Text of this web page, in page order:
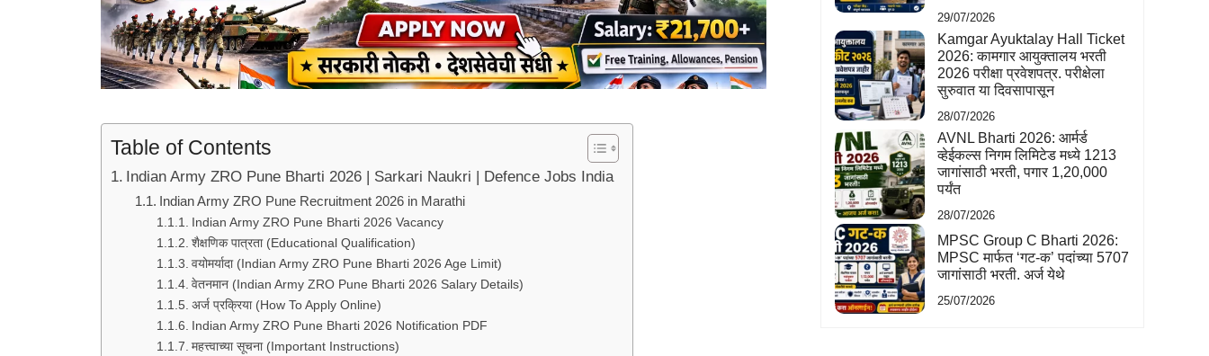
Table of Contents
Indian Army ZRO Pune Bharti 2026 | Sarkari Naukri | Defence Jobs India
Indian Army ZRO Pune Recruitment 2026 in Marathi
Indian Army ZRO Pune Bharti 2026 Vacancy
शैक्षणिक पात्रता (Educational Qualification)
वयोमर्यादा (Indian Army ZRO Pune Bharti 2026 Age Limit)
वेतनमान (Indian Army ZRO Pune Bharti 2026 Salary Details)
अर्ज प्रक्रिया (How To Apply Online)
Indian Army ZRO Pune Bharti 2026 Notification PDF
महत्त्वाच्या सूचना (Important Instructions)
29/07/2026
Kamgar Ayuktalay Hall Ticket
2026: कामगार आयुक्तालय भरती
2026 परीक्षा प्रवेशपत्र. परीक्षेला
सुरुवात या दिवसापासून
28/07/2026
AVNL Bharti 2026: आर्मर्ड
व्हेईकल्स निगम लिमिटेड मध्ये 1213
जागांसाठी भरती, पगार 1,20,000
पर्यंत
28/07/2026
MPSC Group C Bharti 2026:
MPSC मार्फत ‘गट-क’ पदांच्या 5707
जागांसाठी भरती. अर्ज येथे
25/07/2026